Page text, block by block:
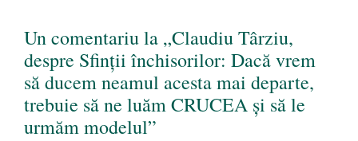
Un comentariu la „Claudiu Târziu,
despre Sfinții închisorilor: Dacă vrem
să ducem neamul acesta mai departe,
trebuie să ne luăm CRUCEA și să le
urmăm modelul”